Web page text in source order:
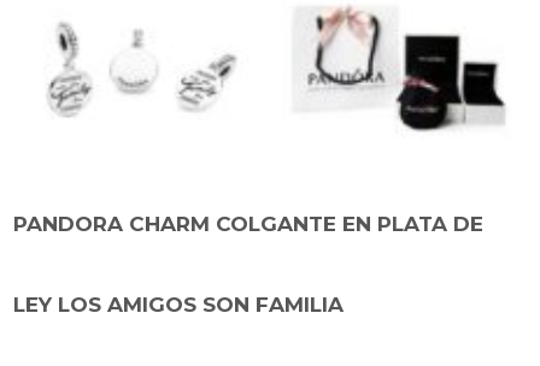
PANDORA CHARM COLGANTE EN PLATA DE
LEY LOS AMIGOS SON FAMILIA